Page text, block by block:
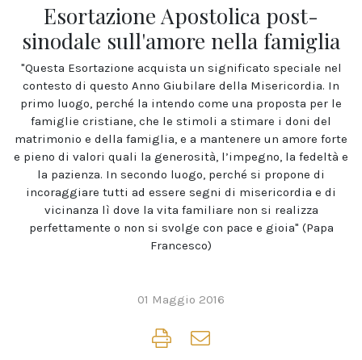
Esortazione Apostolica post-
sinodale sull'amore nella famiglia
"Questa Esortazione acquista un significato speciale nel
contesto di questo Anno Giubilare della Misericordia. In
primo luogo, perché la intendo come una proposta per le
famiglie cristiane, che le stimoli a stimare i doni del
matrimonio e della famiglia, e a mantenere un amore forte
e pieno di valori quali la generosità, l’impegno, la fedeltà e
la pazienza. In secondo luogo, perché si propone di
incoraggiare tutti ad essere segni di misericordia e di
vicinanza lì dove la vita familiare non si realizza
perfettamente o non si svolge con pace e gioia" (Papa
Francesco)
01 Maggio 2016